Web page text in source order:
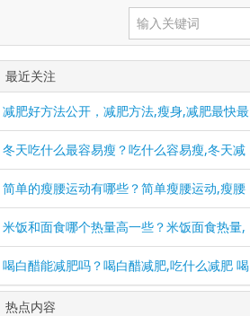
最近关注
减肥好方法公开，减肥方法,瘦身,减肥最快最
冬天吃什么最容易瘦？吃什么容易瘦,冬天减
简单的瘦腰运动有哪些？简单瘦腰运动,瘦腰
米饭和面食哪个热量高一些？米饭面食热量,
喝白醋能减肥吗？喝白醋减肥,吃什么减肥 喝
热点内容